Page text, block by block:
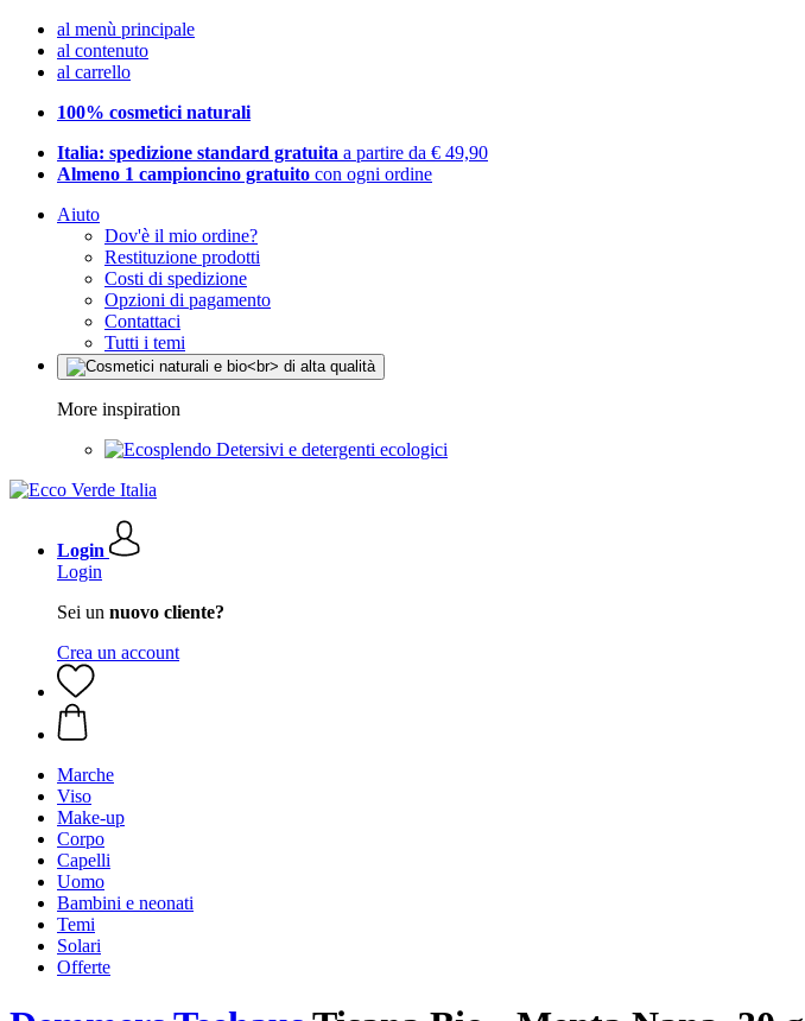
al menù principale
al contenuto
al carrello
100% cosmetici naturali
Italia: spedizione standard gratuita a partire da € 49,90
Almeno 1 campioncino gratuito con ogni ordine
Aiuto
Dov'è il mio ordine?
Restituzione prodotti
Costi di spedizione
Opzioni di pagamento
Contattaci
Tutti i temi
More inspiration
Detersivi e detergenti ecologici
Login
Login
Sei un nuovo cliente?
Crea un account
Marche
Viso
Make-up
Corpo
Capelli
Uomo
Bambini e neonati
Temi
Solari
Offerte